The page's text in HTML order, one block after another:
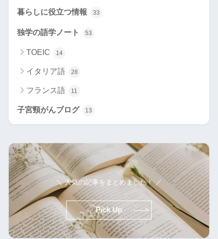
暮らしに役立つ情報 33
独学の語学ノート 53
TOEIC 14
イタリア語 28
フランス語 11
子宮頸がんブログ 13
＼ 人気の記事をまとめました！ ／
Pick Up